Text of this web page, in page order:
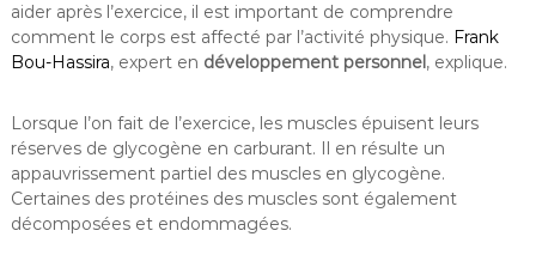
aider après l’exercice, il est important de comprendre
comment le corps est affecté par l’activité physique. Frank
Bou-Hassira, expert en développement personnel, explique.
Lorsque l’on fait de l’exercice, les muscles épuisent leurs
réserves de glycogène en carburant. Il en résulte un
appauvrissement partiel des muscles en glycogène.
Certaines des protéines des muscles sont également
décomposées et endommagées.